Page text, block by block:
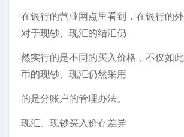
在银行的营业网点里看到，在银行的外
对于现钞、现汇的结汇仍
然实行的是不同的买入价格，不仅如
币的现钞、现汇仍然采用
的是分账户的管理办法。
现汇、现钞买入价存差异